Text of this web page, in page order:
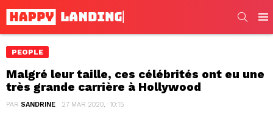
PEOPLE
Malgré leur taille, ces célébrités ont eu une
très grande carrière à Hollywood
PAR SANDRINE 27 MAR 2020, · 10:15